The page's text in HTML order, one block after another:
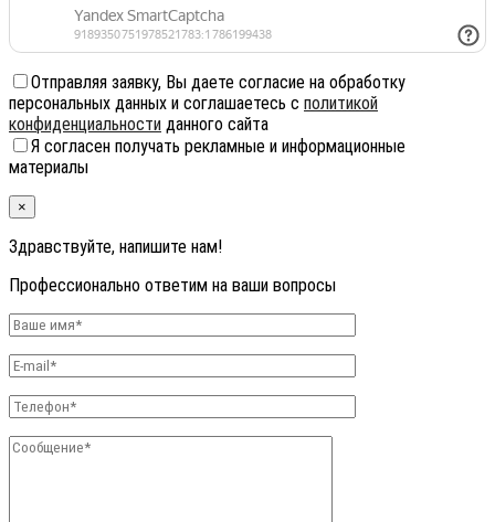
Отправляя заявку, Вы даете согласие на обработку
персональных данных и соглашаетесь с политикой
конфиденциальности данного сайта
Я согласен получать рекламные и информационные
материалы
×
Здравствуйте, напишите нам!
Профессионально ответим на ваши вопросы